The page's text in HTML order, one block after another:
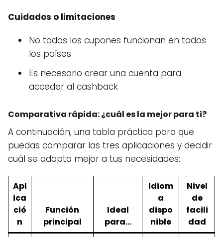
Cuidados o limitaciones
No todos los cupones funcionan en todos
los países
Es necesario crear una cuenta para
acceder al cashback
Comparativa rápida: ¿cuál es la mejor para ti?
A continuación, una tabla práctica para que
puedas comparar las tres aplicaciones y decidir
cuál se adapta mejor a tus necesidades:
Apl
ica
ció
n
Función
principal
Ideal
para...
Idiom
a
dispo
nible
Nivel
de
facili
dad